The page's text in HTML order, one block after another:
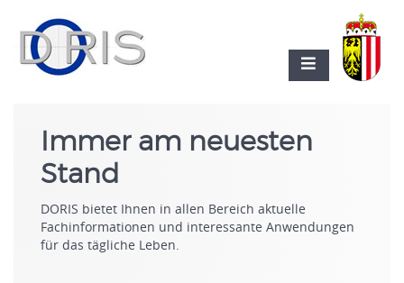
Immer am neuesten
Stand
DORIS bietet Ihnen in allen Bereich aktuelle
Fachinformationen und interessante Anwendungen
für das tägliche Leben.